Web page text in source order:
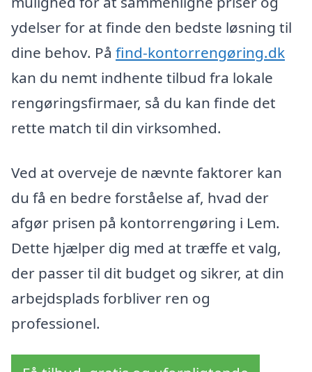
ydelser for at finde den bedste løsning til
dine behov. På find-kontorrengøring.dk
kan du nemt indhente tilbud fra lokale
rengøringsfirmaer, så du kan finde det
rette match til din virksomhed.
Ved at overveje de nævnte faktorer kan
du få en bedre forståelse af, hvad der
afgør prisen på kontorrengøring i Lem.
Dette hjælper dig med at træffe et valg,
der passer til dit budget og sikrer, at din
arbejdsplads forbliver ren og
professionel.